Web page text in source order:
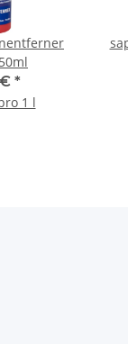
*
1 l